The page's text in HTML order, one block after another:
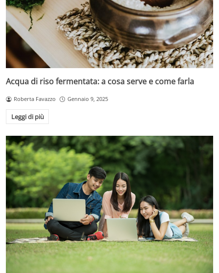
Acqua di riso fermentata: a cosa serve e come farla
Roberta Favazzo Gennaio 9, 2025
Leggi di più